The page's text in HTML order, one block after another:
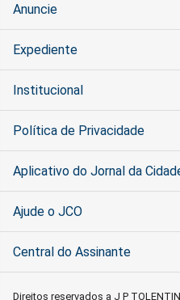
Anuncie
Expediente
Institucional
Política de Privacidade
Aplicativo do Jornal da
Ajude o JCO
Central do Assinante
Direitos reservados a J P